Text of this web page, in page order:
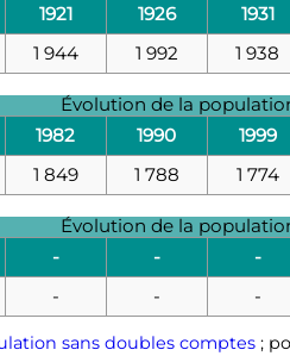
1921 1926
1931
1 944 1 992 1 938
Évolution de la
1982 1990
1999
1 849 1 788 1 774
Évolution de la
- -
-
- - -
sans doubles comptes ;